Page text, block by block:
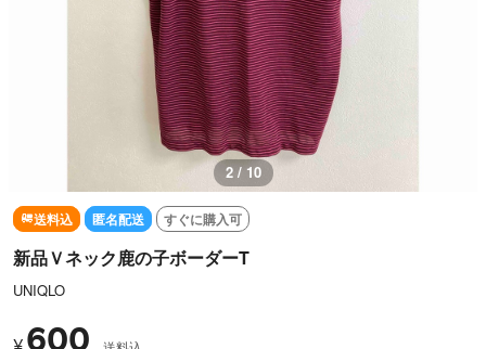
2 / 10
送料込 匿名配送 すぐに購入可
新品Ｖネック鹿の子ボーダーT
UNIQLO
¥ 600